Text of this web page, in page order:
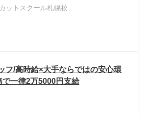
ットスクール札幌校
フ/高時給×大手ならではの安心環
一律2万5000円支給